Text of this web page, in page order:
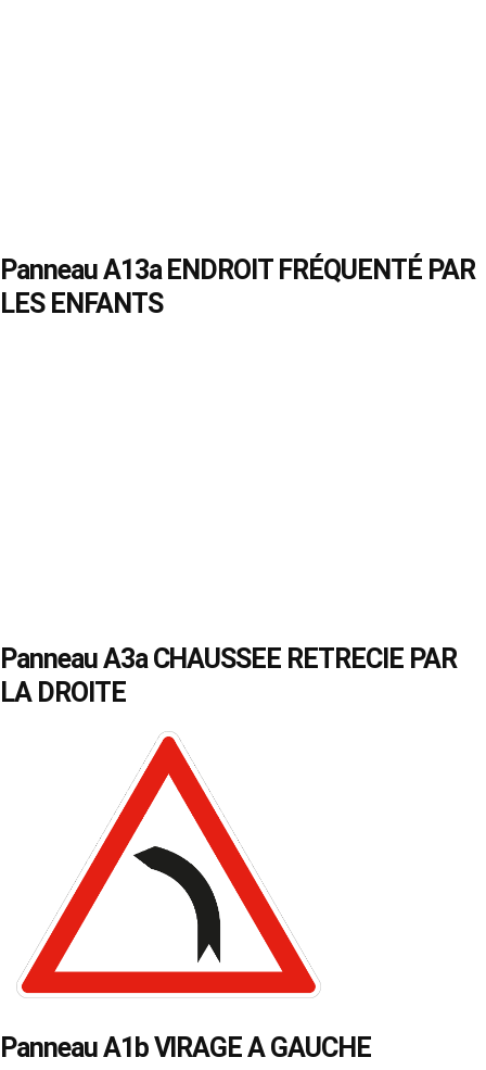
Panneau A13a ENDROIT FRÉQUENTÉ PAR
LES ENFANTS
Panneau A3a CHAUSSEE RETRECIE PAR
LA DROITE
Panneau A1b VIRAGE A GAUCHE